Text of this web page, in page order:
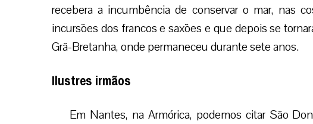
recebera a incumbência de conservar o mar, nas
incursões dos francos e saxões e que depois se
Grã-Bretanha, onde permaneceu durante sete anos.
Ilustres irmãos
Em Nantes, na Armórica, podemos citar São